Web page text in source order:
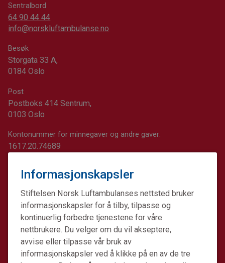
Informasjonskapsler
Stiftelsen Norsk Luftambulanses nettsted bruker
informasjonskapsler for å tilby, tilpasse og
kontinuerlig forbedre tjenestene for våre
nettbrukere. Du velger om du vil akseptere,
avvise eller tilpasse vår bruk av
informasjonskapsler ved å klikke på en av de tre
Sentralbord
64 90 44 44
info@norskluftambulanse.no
Besøk
Storgata 33 A,
0184 Oslo
Post
Postboks 414 Sentrum,
0103 Oslo
Kontonummer for minnegaver og andre gaver:
1617.20.74689